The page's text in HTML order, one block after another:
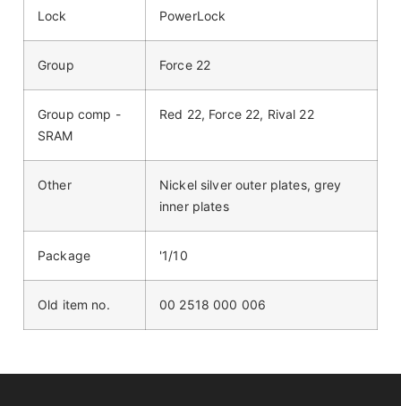
Lock PowerLock
Group Force 22
Group comp -
SRAM
Red 22, Force 22, Rival 22
Other
Nickel silver outer plates, grey
inner plates
Package '1/10
Old item no. 00 2518 000 006